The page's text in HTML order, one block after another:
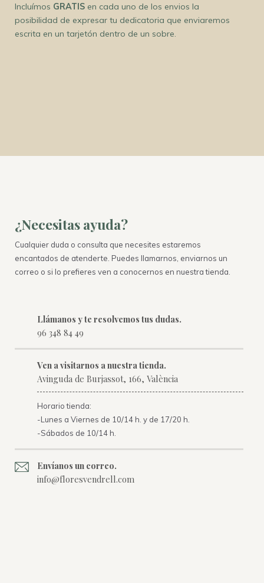
Incluímos GRATIS en cada uno de los envios la
posibilidad de expresar tu dedicatoria que enviaremos
escrita en un tarjetón dentro de un sobre.
¿Necesitas ayuda?
Cualquier duda o consulta que necesites estaremos
encantados de atenderte. Puedes llamarnos, enviarnos un
correo o si lo prefieres ven a conocernos en nuestra tienda.
Llámanos y te resolvemos tus dudas.
96 348 84 49
Ven a visitarnos a nuestra tienda.
Avinguda de Burjassot, 166, València
Horario tienda:
-Lunes a Viernes de 10/14 h. y de 17/20 h.
-Sábados de 10/14 h.
Envíanos un correo.
info@floresvendrell.com